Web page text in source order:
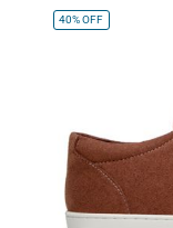
40%OFF